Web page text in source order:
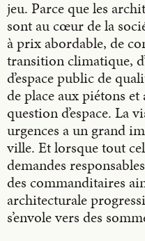
jeu. Parce que les
sont au cœur de la
à prix abordable, de
transition climatique,
d’espace public de
de place aux piétons
question d’espace. La
urgences a un grand
ville. Et lorsque tout
demandes
des commanditaires
architecturale
s’envole vers des